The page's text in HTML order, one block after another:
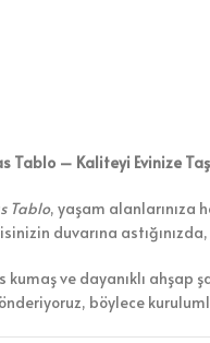
Tablo – Kaliteyi Evinize
Tablo, yaşam alanlarınıza
duvarına
kumaş ve dayanıklı
böylece